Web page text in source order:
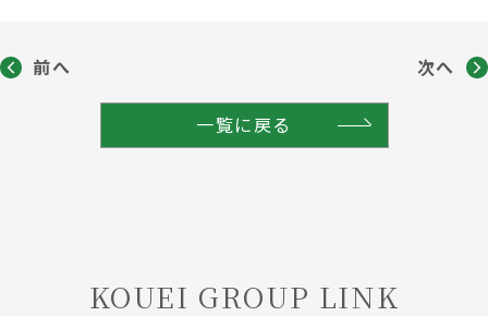
前へ 次へ
一覧に戻る
KOUEI GROUP LINK